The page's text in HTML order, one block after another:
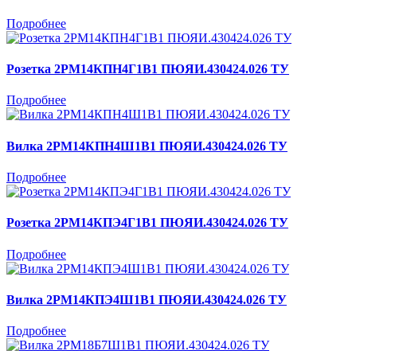
Подробнее
Розетка 2РМ14КПН4Г1В1 ПЮЯИ.430424.026 ТУ
Подробнее
Вилка 2РМ14КПН4Ш1В1 ПЮЯИ.430424.026 ТУ
Подробнее
Розетка 2РМ14КПЭ4Г1В1 ПЮЯИ.430424.026 ТУ
Подробнее
Вилка 2РМ14КПЭ4Ш1В1 ПЮЯИ.430424.026 ТУ
Подробнее